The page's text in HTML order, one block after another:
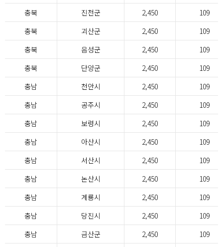
충북 진천군 2,450
109
충북
괴산군 2,450
109
충북
음성군 2,450
109
충북
단양군 2,450
109
충남
천안시 2,450
109
충남
공주시 2,450
109
충남
보령시 2,450
109
충남
아산시 2,450
109
충남
서산시 2,450
109
충남
논산시 2,450
109
충남
계룡시 2,450
109
충남
당진시 2,450
109
충남
금산군 2,450
109